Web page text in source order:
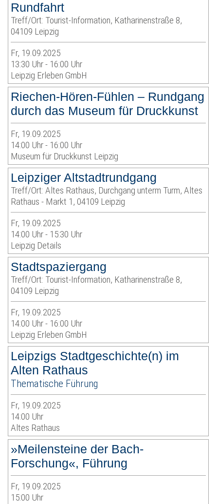
Rundfahrt
Treff/Ort: Tourist-Information, Katharinenstraße 8,
04109 Leipzig
Fr, 19.09.2025
13:30 Uhr - 16:00 Uhr
Leipzig Erleben GmbH
Riechen-Hören-Fühlen – Rundgang
durch das Museum für Druckkunst
Fr, 19.09.2025
14:00 Uhr - 16:00 Uhr
Museum für Druckkunst Leipzig
Leipziger Altstadtrundgang
Treff/Ort: Altes Rathaus, Durchgang unterm Turm, Altes
Rathaus - Markt 1, 04109 Leipzig
Fr, 19.09.2025
14:00 Uhr - 15:30 Uhr
Leipzig Details
Stadtspaziergang
Treff/Ort: Tourist-Information, Katharinenstraße 8,
04109 Leipzig
Fr, 19.09.2025
14:00 Uhr - 16:00 Uhr
Leipzig Erleben GmbH
Leipzigs Stadtgeschichte(n) im
Alten Rathaus
Thematische Führung
Fr, 19.09.2025
14:00 Uhr
Altes Rathaus
»Meilensteine der Bach-
Forschung«, Führung
Fr, 19.09.2025
15:00 Uhr